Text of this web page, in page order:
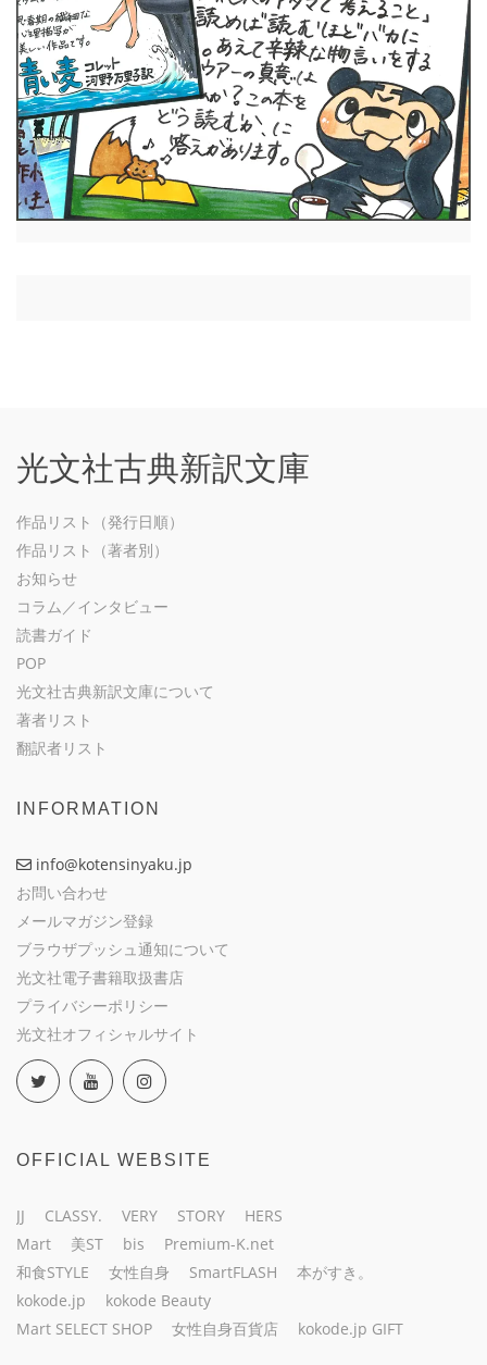
光文社古典新訳文庫
作品リスト（発行日順）
作品リスト（著者別）
お知らせ
コラム／インタビュー
読書ガイド
POP
光文社古典新訳文庫について
著者リスト
翻訳者リスト
INFORMATION
info@kotensinyaku.jp
お問い合わせ
メールマガジン登録
ブラウザプッシュ通知について
光文社電子書籍取扱書店
プライバシーポリシー
光文社オフィシャルサイト
OFFICIAL WEBSITE
JJ CLASSY. VERY STORY
HERS
Mart
美ST bis
Premium-K.net
和食STYLE
女性自身 SmartFLASH
本がすき。
kokode.jp
kokode Beauty
Mart SELECT SHOP
女性自身百貨店 kokode.jp GIFT